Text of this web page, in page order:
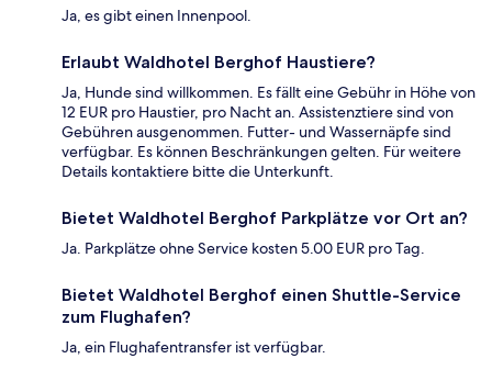
Ja, es gibt einen Innenpool.
Erlaubt Waldhotel Berghof Haustiere?
Ja, Hunde sind willkommen. Es fällt eine Gebühr in Höhe von
12 EUR pro Haustier, pro Nacht an. Assistenztiere sind von
Gebühren ausgenommen. Futter- und Wassernäpfe sind
verfügbar. Es können Beschränkungen gelten. Für weitere
Details kontaktiere bitte die Unterkunft.
Bietet Waldhotel Berghof Parkplätze vor Ort an?
Ja. Parkplätze ohne Service kosten 5.00 EUR pro Tag.
Bietet Waldhotel Berghof einen Shuttle-Service
zum Flughafen?
Ja, ein Flughafentransfer ist verfügbar.